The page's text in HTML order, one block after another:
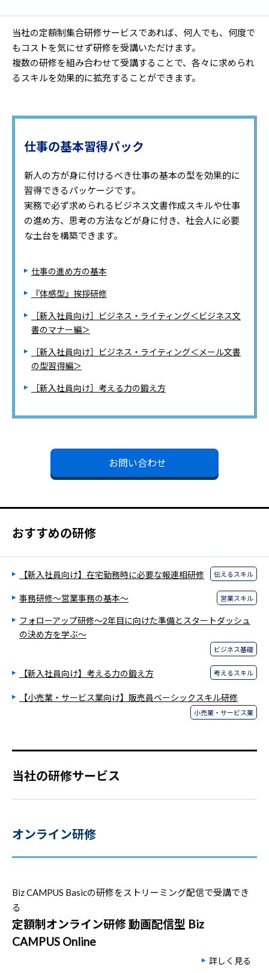
当社の定額制集合研修サービスであれば、何人でも、何度で
もコストを気にせず研修を受講いただけます。
複数の研修を組み合わせて受講することで、各々に求められ
るスキルを効果的に拡充することができます。
仕事の基本習得パック
新人の方が身に付けるべき仕事の基本の型を効果的に
習得できるパッケージです。
実務で必ず求められるビジネス文書作成スキルや仕事
の進め方、思考の方法などが身に付き、社会人に必要
な土台を構築できます。
仕事の進め方の基本
『体感型』挨拶研修
［新入社員向け］ビジネス・ライティング＜ビジネス文
書のマナー編＞
［新入社員向け］ビジネス・ライティング＜メール文書
の型習得編＞
［新入社員向け］考える力の鍛え方
お問い合わせ
おすすめの研修
【新入社員向け】在宅勤務時に必要な報連相研修 伝えるスキル
事務研修～営業事務の基本～ 営業スキル
フォローアップ研修～2年目に向けた準備とスタートダッシュ
の決め方を学ぶ～
ビジネス基礎
【新入社員向け】考える力の鍛え方 考えるスキル
【小売業・サービス業向け】販売員ベーシックスキル研修
小売業・サービス業
当社の研修サービス
オンライン研修
Biz CAMPUS Basicの研修をストリーミング配信で受講でき
る
定額制オンライン研修 動画配信型 Biz
CAMPUS Online
詳しく見る